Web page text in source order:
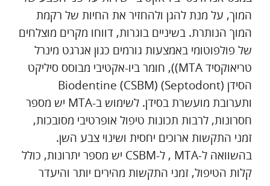
המוך, על מנת להגן ולהחזיר את החיות של רקמת
המוך הנותרת. בשיניים בוגרות, דווחו מקרים מוצלחים
של פולפוטומי באמצעות גורמים כגון אגרגט מינרל
טריאוקסיד MTA)), חומר ביו-אקטיבי מבוסס סיליקט
הסידן Biodentine (CSBM) (Septodont)
ותערובת מועשרת בסידן. לשימוש ב-MTA יש מספר
חסרונות, לרבות תכונות טיפול אופרטיבי מסובכות,
זמני התקשות ארוכים יחסית ושינוי צבע השן.
בהשוואה ל-MTA , ל-CSBM יש מספר יתרונות, כולל
קלות הטיפול, זמני התקשות מהירים יותר והיעדר